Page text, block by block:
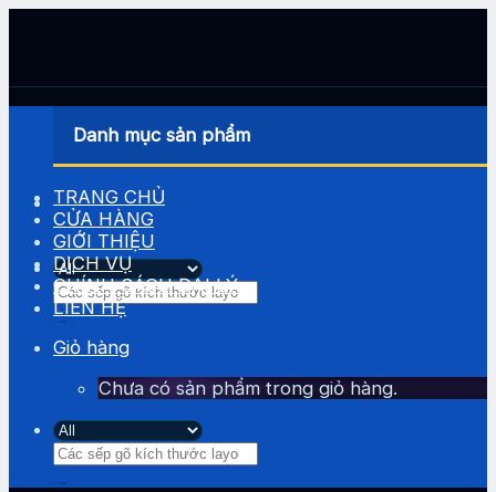
Tìm
kiếm:
Danh mục sản phẩm
TRANG CHỦ
CỬA HÀNG
GIỚI THIỆU
DỊCH VỤ
CHÍNH SÁCH ĐẠI LÝ
LIÊN HỆ
Giỏ hàng
Chưa có sản phẩm trong giỏ hàng.
Tìm
kiếm: